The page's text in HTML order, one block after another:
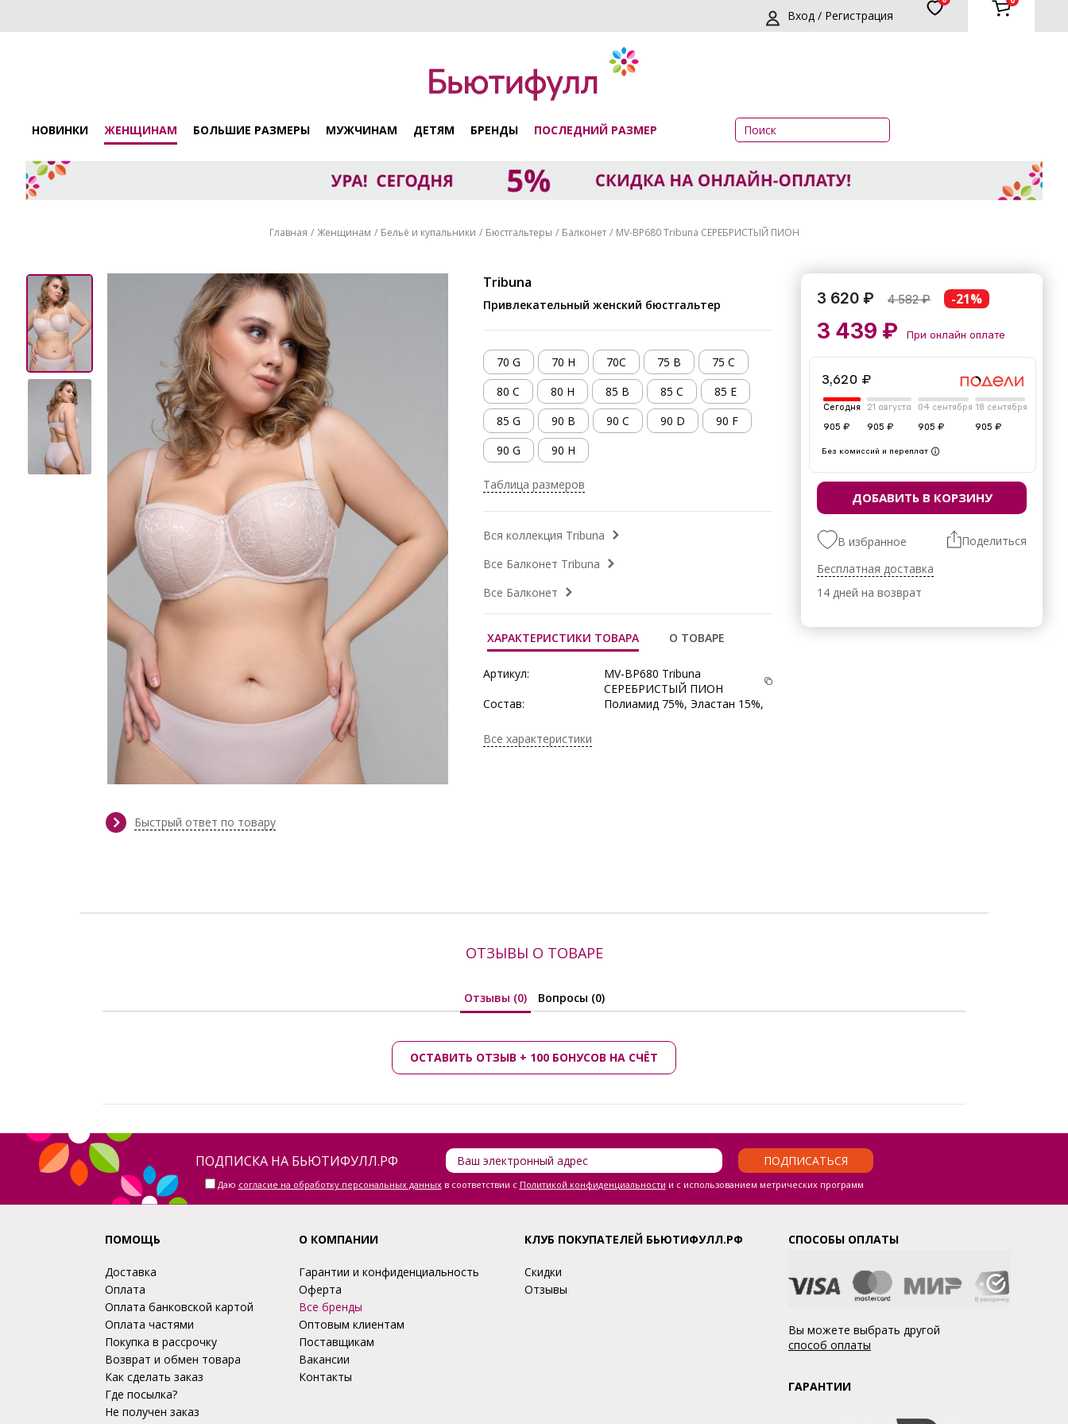
Вход / Регистрация
НОВИНКИ ЖЕНЩИНАМ БОЛЬШИЕ РАЗМЕРЫ МУЖЧИНАМ ДЕТЯМ БРЕНДЫ ПОСЛЕДНИЙ РАЗМЕР
Главная Женщинам Бельё и купальники Бюстгальтеры Балконет MV-BP680 Tribuna СЕРЕБРИСТЫЙ ПИОН
Быстрый ответ по товару
Tribuna
Привлекательный женский бюстгальтер
70 G 70 H 70C 75 B
75 C
80 C
80 H 85 B 85 C
85 E
85 G
90 B 90 C 90 D
90 F
90 G
90 H
Таблица размеров
Вся коллекция Tribuna
Все Балконет Tribuna
Все Балконет
ХАРАКТЕРИСТИКИ ТОВАРА О ТОВАРЕ
Артикул:
MV-BP680 Tribuna
СЕРЕБРИСТЫЙ ПИОН
Состав:
Полиамид 75%, Эластан 15%,
Поставщик:
Все характеристики
3 620 ₽ 4 582₽ -21%
3 439 ₽ При онлайн оплате
3,620 ₽
Сегодня
905 ₽
21 августа
905 ₽
04 сентября
905 ₽
18 сентября
905 ₽
Без комиссий и переплат
ДОБАВИТЬ В КОРЗИНУ
В избранное
Поделиться
Бесплатная доставка
14 дней на возврат
ОТЗЫВЫ О ТОВАРЕ
Отзывы (0) Вопросы (0)
ОСТАВИТЬ ОТЗЫВ + 100 БОНУСОВ НА СЧЁТ
ПОДПИСКА НА БЬЮТИФУЛЛ.РФ ПОДПИСАТЬСЯ
Даю согласие на обработку персональных данныхв соответствии с Политикой конфиденциальности и с использованием метрических программ
ПОМОЩЬ
Доставка
Оплата
Оплата банковской картой
Оплата частями
Покупка в рассрочку
Возврат и обмен товара
Как сделать заказ
Где посылка?
Не получен заказ
О КОМПАНИИ
Гарантии и конфиденциальность
Оферта
Все бренды
Оптовым клиентам
Поставщикам
Вакансии
Контакты
КЛУБ ПОКУПАТЕЛЕЙ БЬЮТИФУЛЛ.РФ
Скидки
Отзывы
СПОСОБЫ ОПЛАТЫ
Вы можете выбрать другой
способ оплаты
ГАРАНТИИ